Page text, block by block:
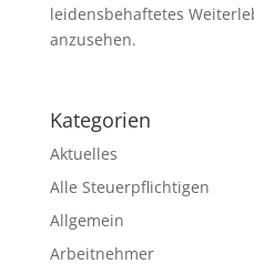
leidensbehaftetes
anzusehen.
Kategorien
Aktuelles
Alle Steuerpflichtigen
Allgemein
Arbeitnehmer